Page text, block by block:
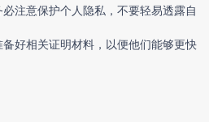
注意保护个人隐私，不要轻易透露自
好相关证明材料，以便他们能够更快